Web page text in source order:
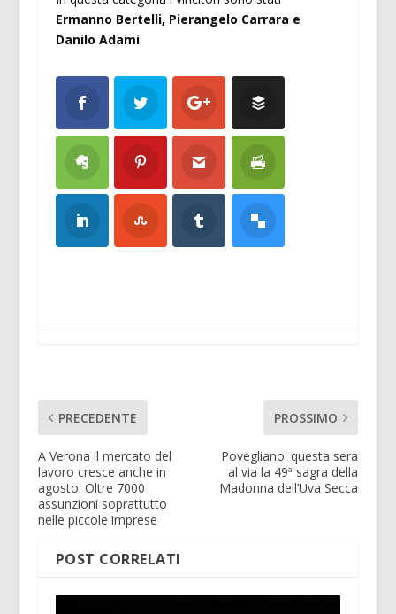
Ermanno Bertelli, Pierangelo Carrara e
Danilo Adami.
PRECEDENTE
A Verona il mercato del
lavoro cresce anche in
agosto. Oltre 7000
assunzioni soprattutto
nelle piccole imprese
PROSSIMO
Povegliano: questa sera
al via la 49ª sagra della
Madonna dell’Uva Secca
POST CORRELATI